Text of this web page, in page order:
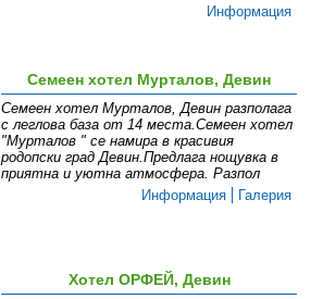
Информация
Семеен хотел Мурталов, Девин
Семеен хотел Мурталов, Девин разполага
с леглова база от 14 места.Семеен хотел
"Мурталов " се намира в красивия
родопски град Девин.Предлага нощувка в
приятна и уютна атмосфера. Разпол
Информация
Галерия
Хотел ОРФЕЙ, Девин